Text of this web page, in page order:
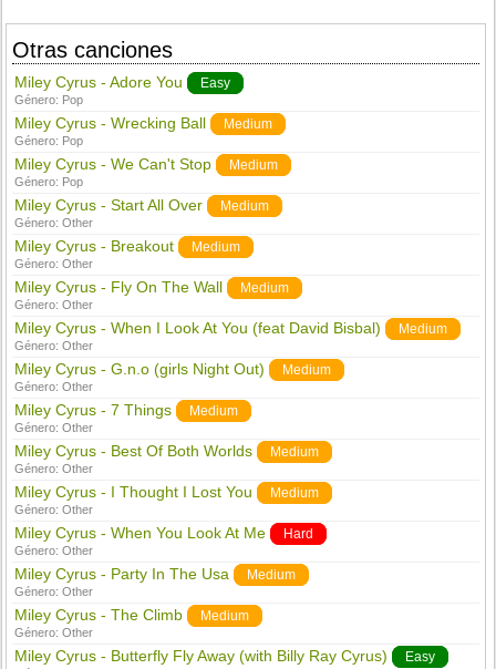
Otras canciones
Miley Cyrus - Adore You Easy
Género: Pop
Miley Cyrus - Wrecking Ball Medium
Género: Pop
Miley Cyrus - We Can't Stop Medium
Género: Pop
Miley Cyrus - Start All Over Medium
Género:Other
Miley Cyrus - Breakout Medium
Género:Other
Miley Cyrus - Fly On The Wall Medium
Género:Other
Miley Cyrus - When I Look At You (feat David Bisbal) Medium
Género:Other
Miley Cyrus - G.n.o (girls Night Out) Medium
Género:Other
Miley Cyrus - 7 Things Medium
Género:Other
Miley Cyrus - Best Of Both Worlds Medium
Género:Other
Miley Cyrus - I Thought I Lost You Medium
Género:Other
Miley Cyrus - When You Look At Me Hard
Género:Other
Miley Cyrus - Party In The Usa Medium
Género:Other
Miley Cyrus - The Climb Medium
Género:Other
Miley Cyrus - Butterfly Fly Away (with Billy Ray Cyrus) Easy